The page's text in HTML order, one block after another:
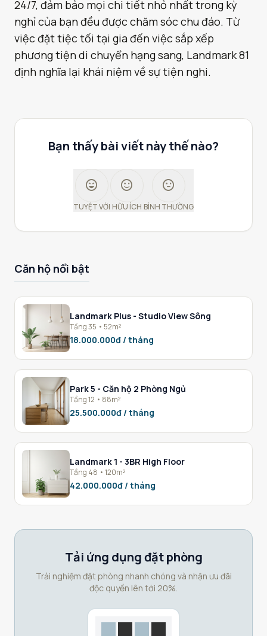
24/7, đảm bảo mọi chi tiết nhỏ nhất trong kỳ
nghỉ của bạn đều được chăm sóc chu đáo. Từ
việc đặt tiệc tối tại gia đến việc sắp xếp
phương tiện di chuyển hạng sang, Landmark 81
định nghĩa lại khái niệm về sự tiện nghi.
Bạn thấy bài viết này thế nào?
sentiment_very_satisfied
TUYỆT VỜI
sentiment_satisfied
HỮU ÍCH
sentiment_neutral
BÌNH THƯỜNG
Căn hộ nổi bật
Landmark Plus - Studio View Sông
Tầng 35 • 52m²
18.000.000đ / tháng
Park 5 - Căn hộ 2 Phòng Ngủ
Tầng 12 • 88m²
25.500.000đ / tháng
Landmark 1 - 3BR High Floor
Tầng 48 • 120m²
42.000.000đ / tháng
Tải ứng dụng đặt phòng
Trải nghiệm đặt phòng nhanh chóng và nhận ưu đãi
độc quyền lên tới 20%.